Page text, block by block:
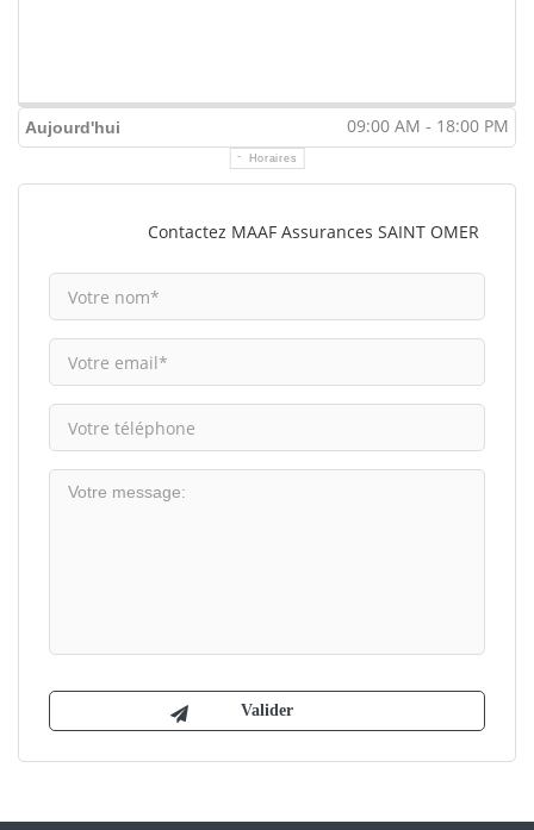
Aujourd'hui 09:00 AM - 18:00 PM
Horaires
Contactez MAAF Assurances SAINT OMER